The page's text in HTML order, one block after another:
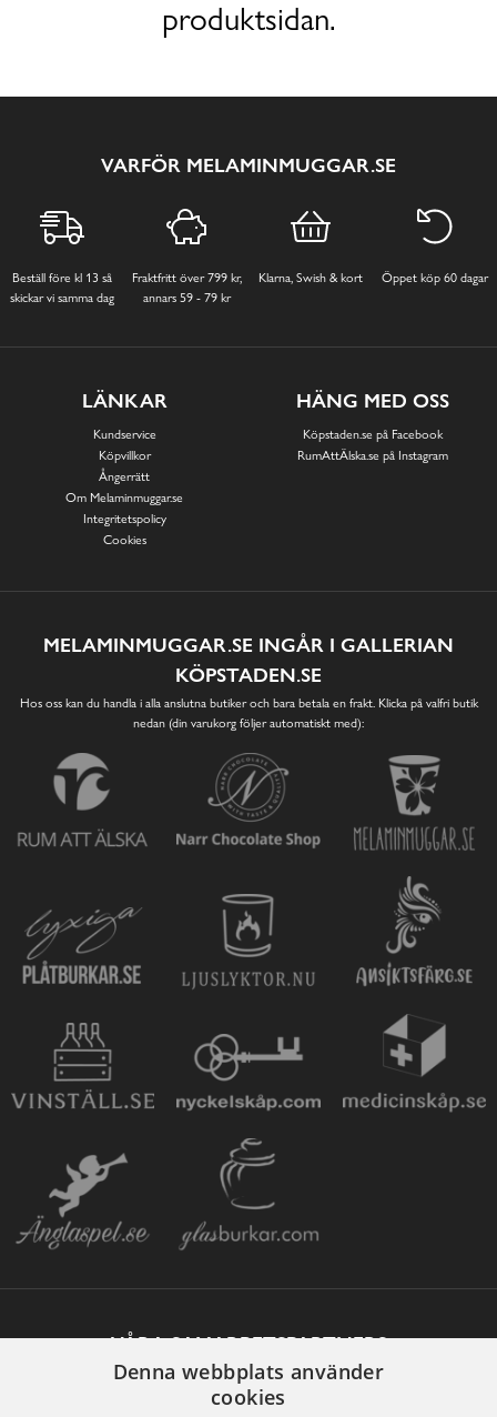
produktsidan.
VARFÖR MELAMINMUGGAR.SE
Beställ före kl 13 så
skickar vi samma dag
Fraktfritt över 799 kr,
annars 59 - 79 kr
Klarna, Swish & kort Öppet köp 60 dagar
LÄNKAR
Kundservice
Köpvillkor
Ångerrätt
Om Melaminmuggar.se
Integritetspolicy
Cookies
HÄNG MED OSS
Köpstaden.se på Facebook
RumAttÄlska.se på Instagram
MELAMINMUGGAR.SE INGÅR I GALLERIAN
KÖPSTADEN.SE
Hos oss kan du handla i alla anslutna butiker och bara betala en frakt. Klicka på valfri butik
nedan (din varukorg följer automatiskt med):
VÅRA SAMARBETSPARTNERS
Denna webbplats använder
cookies